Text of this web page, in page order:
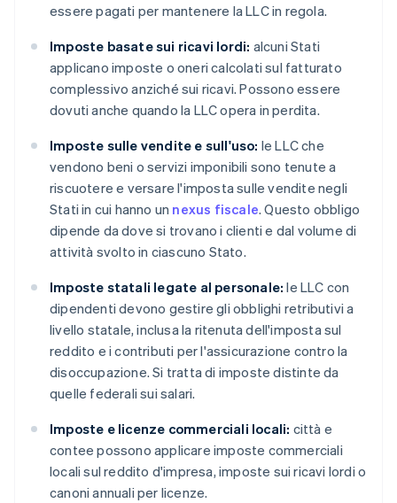
essere pagati per mantenere la LLC in regola.
Imposte basate sui ricavi lordi: alcuni Stati
applicano imposte o oneri calcolati sul fatturato
complessivo anziché sui ricavi. Possono essere
dovuti anche quando la LLC opera in perdita.
Imposte sulle vendite e sull'uso: le LLC che
vendono beni o servizi imponibili sono tenute a
riscuotere e versare l'imposta sulle vendite negli
Stati in cui hanno un nexus fiscale. Questo obbligo
dipende da dove si trovano i clienti e dal volume di
attività svolto in ciascuno Stato.
Imposte statali legate al personale: le LLC con
dipendenti devono gestire gli obblighi retributivi a
livello statale, inclusa la ritenuta dell'imposta sul
reddito e i contributi per l'assicurazione contro la
disoccupazione. Si tratta di imposte distinte da
quelle federali sui salari.
Imposte e licenze commerciali locali: città e
contee possono applicare imposte commerciali
locali sul reddito d'impresa, imposte sui ricavi lordi o
canoni annuali per licenze.